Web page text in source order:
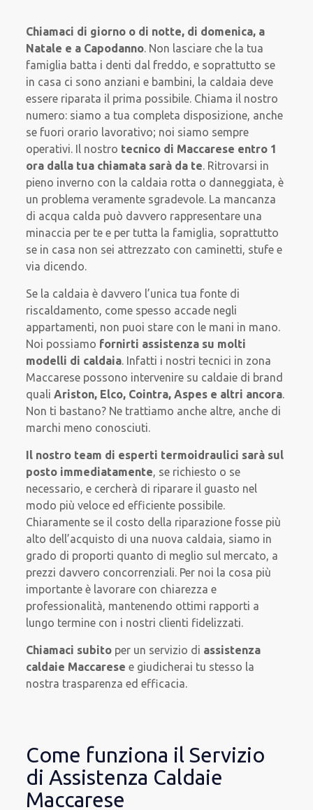
Chiamaci di giorno o di notte, di domenica, a
Natale e a Capodanno. Non lasciare che la tua
famiglia batta i denti dal freddo, e soprattutto se
in casa ci sono anziani e bambini, la caldaia deve
essere riparata il prima possibile. Chiama il nostro
numero: siamo a tua completa disposizione, anche
se fuori orario lavorativo; noi siamo sempre
operativi. Il nostro tecnico di Maccarese entro 1
ora dalla tua chiamata sarà da te. Ritrovarsi in
pieno inverno con la caldaia rotta o danneggiata, è
un problema veramente sgradevole. La mancanza
di acqua calda può davvero rappresentare una
minaccia per te e per tutta la famiglia, soprattutto
se in casa non sei attrezzato con caminetti, stufe e
via dicendo.
Se la caldaia è davvero l’unica tua fonte di
riscaldamento, come spesso accade negli
appartamenti, non puoi stare con le mani in mano.
Noi possiamo fornirti assistenza su molti
modelli di caldaia. Infatti i nostri tecnici in zona
Maccarese possono intervenire su caldaie di brand
qualiAriston, Elco, Cointra, Aspes e altri ancora.
Non ti bastano? Ne trattiamo anche altre, anche di
marchi meno conosciuti.
Il nostro team di esperti termoidraulici sarà sul
posto immediatamente, se richiesto o se
necessario, e cercherà di riparare il guasto nel
modo più veloce ed efficiente possibile.
Chiaramente se il costo della riparazione fosse più
alto dell’acquisto di una nuova caldaia, siamo in
grado di proporti quanto di meglio sul mercato, a
prezzi davvero concorrenziali. Per noi la cosa più
importante è lavorare con chiarezza e
professionalità, mantenendo ottimi rapporti a
lungo termine con i nostri clienti fidelizzati.
Chiamaci subito per un servizio di assistenza
caldaie Maccarese e giudicherai tu stesso la
nostra trasparenza ed efficacia.
Come funziona il Servizio
di Assistenza Caldaie
Maccarese